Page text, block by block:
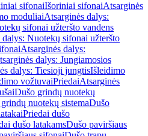
sifonaiIšoriniai sifonaiAtsarginės
moduliaiAtsarginės dalys:
sifonai užteršto vandens
dalys: Nuotekų sifonai užteršto
Atsarginės dalys:
dalys: Jungiamosios
dalys: Tiesioji jungtisIšleidimo
vožtuvaiPriedaiAtsarginės
Dušo grindų nuotekų
nuotekų sistemaDušo
Priedai dušo
dušo latakamsDušo paviršiaus